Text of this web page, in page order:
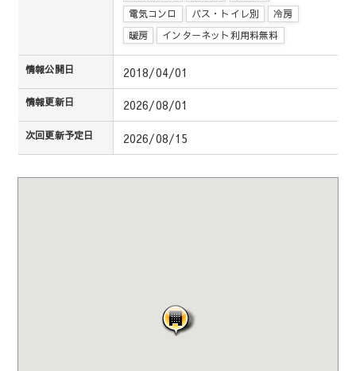
電気コンロ
バス・トイレ別
冷房
暖房
インターネット利用料無料
情報公開日 2018/04/01
情報更新日 2026/08/01
次回更新予定日 2026/08/15